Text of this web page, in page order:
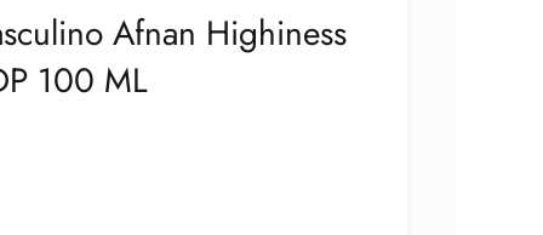
Afnan Highiness
100 ML